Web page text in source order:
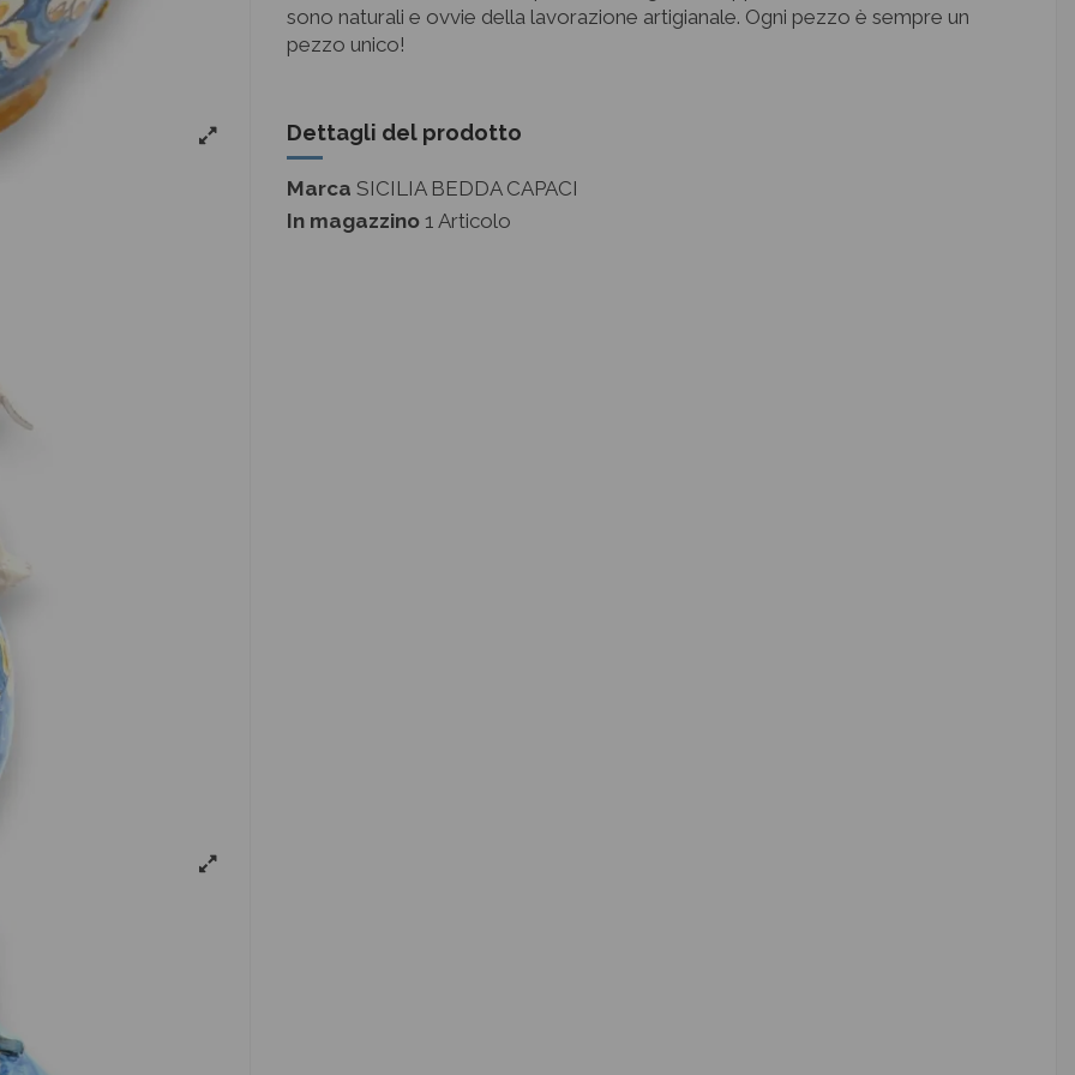
sono naturali e ovvie della lavorazione artigianale. Ogni pezzo è sempre un
pezzo unico!
Dettagli del prodotto
Marca SICILIA BEDDA CAPACI
In magazzino 1 Articolo